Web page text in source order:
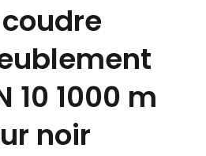
10 1000 m
noir